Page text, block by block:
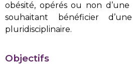
obésité, opérés ou non
souhaitant bénéficier
pluridisciplinaire.
Objectifs